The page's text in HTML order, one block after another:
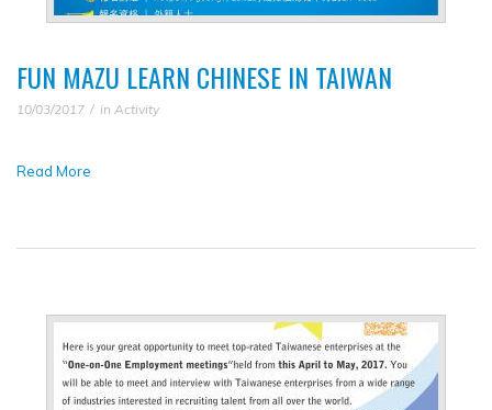
FUN MAZU LEARN CHINESE IN TAIWAN
10/03/2017 in Activity
Read More